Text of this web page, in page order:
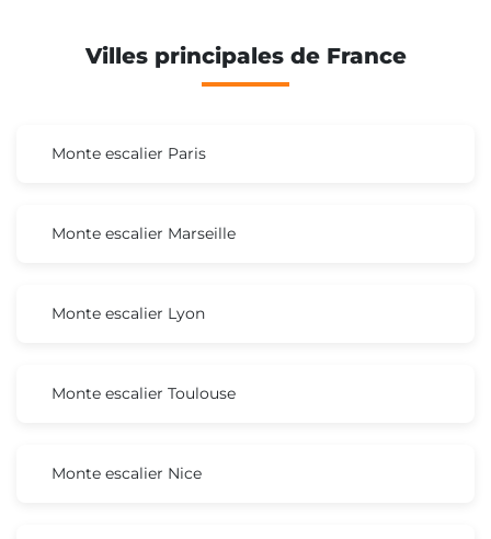
Villes principales de France
Monte escalier Paris
Monte escalier Marseille
Monte escalier Lyon
Monte escalier Toulouse
Monte escalier Nice